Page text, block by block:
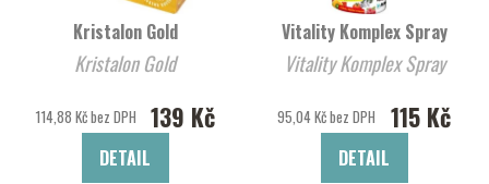
Kristalon Gold
Kristalon Gold
114,88 Kč bez DPH 139 Kč
DETAIL
Vitality Komplex Spray
Vitality Komplex Spray
95,04 Kč bez DPH 115 Kč
DETAIL